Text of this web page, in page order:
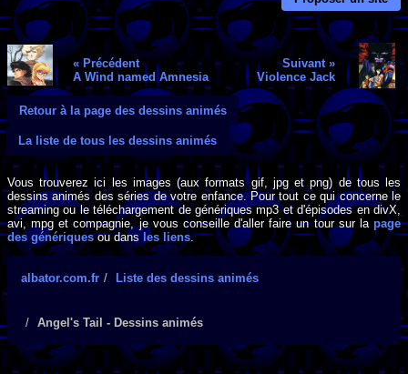
« Précédent
A Wind named Amnesia
Suivant »
Violence Jack
Retour à la page des dessins animés
La liste de tous les dessins animés
Vous trouverez ici les images (aux formats gif, jpg et png) de tous les
dessins animés des séries de votre enfance. Pour tout ce qui concerne le
streaming ou le téléchargement de génériques mp3 et d'épisodes en divX,
avi, mpg et compagnie, je vous conseille d'aller faire un tour sur la page
des génériquesou dans les liens.
albator.com.fr Liste des dessins animés
Angel's Tail - Dessins animés